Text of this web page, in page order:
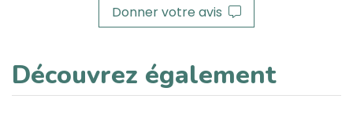
Donner votre avis
Découvrez également